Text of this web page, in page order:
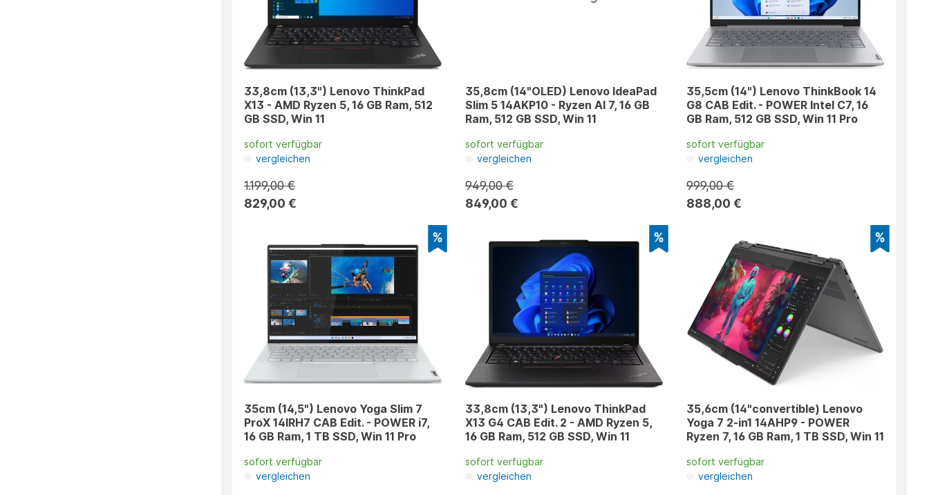
33,8cm (13,3") Lenovo ThinkPad
X13 - AMD Ryzen 5, 16 GB Ram, 512
GB SSD, Win 11
sofort verfügbar
vergleichen
1.199,00 €
829,00 €
35,8cm (14"OLED) Lenovo IdeaPad
Slim 5 14AKP10 - Ryzen AI 7, 16 GB
Ram, 512 GB SSD, Win 11
sofort verfügbar
vergleichen
949,00 €
849,00 €
35,5cm (14") Lenovo ThinkBook 14
G8 CAB Edit. - POWER Intel C7, 16
GB Ram, 512 GB SSD, Win 11 Pro
sofort verfügbar
vergleichen
999,00 €
888,00 €
35cm (14,5") Lenovo Yoga Slim 7
ProX 14IRH7 CAB Edit. - POWER i7,
16 GB Ram, 1 TB SSD, Win 11 Pro
sofort verfügbar
vergleichen
33,8cm (13,3") Lenovo ThinkPad
X13 G4 CAB Edit. 2 - AMD Ryzen 5,
16 GB Ram, 512 GB SSD, Win 11
sofort verfügbar
vergleichen
35,6cm (14"convertible) Lenovo
Yoga 7 2-in1 14AHP9 - POWER
Ryzen 7, 16 GB Ram, 1 TB SSD, Win 11
sofort verfügbar
vergleichen